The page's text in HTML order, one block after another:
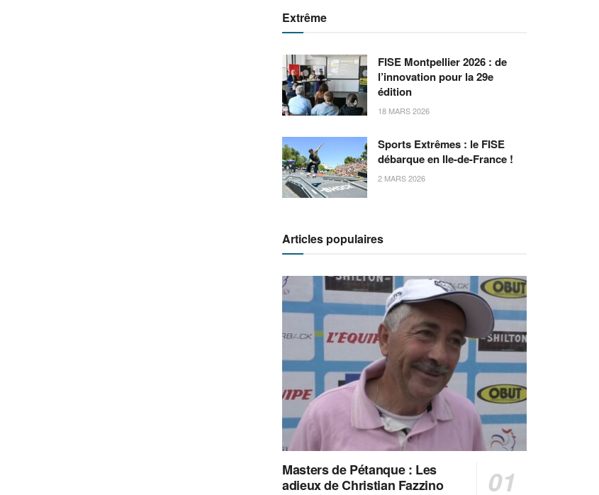
Extrême
FISE Montpellier 2026 : de
l’innovation pour la 29e
édition
18 MARS 2026
Sports Extrêmes : le FISE
débarque en Ile-de-France !
2 MARS 2026
Articles populaires
Masters de Pétanque : Les
adieux de Christian Fazzino